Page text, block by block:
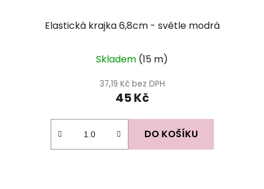
Elastická krajka 6,8cm - světle modrá
Skladem (15 m)
37,19 Kč bez DPH
45 Kč
DO KOŠÍKU